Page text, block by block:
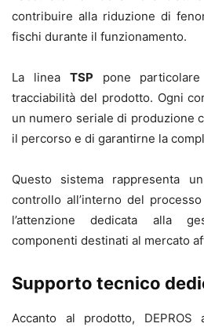
contribuire alla riduzione di
fischi durante il funzionamento.
La linea TSP pone
tracciabilità del prodotto. Ogni
un numero seriale di produzione
il percorso e di garantirne la
Questo sistema rappresenta
controllo all’interno del
l’attenzione dedicata alla
componenti destinati al mercato
Supporto tecnico
Accanto al prodotto,